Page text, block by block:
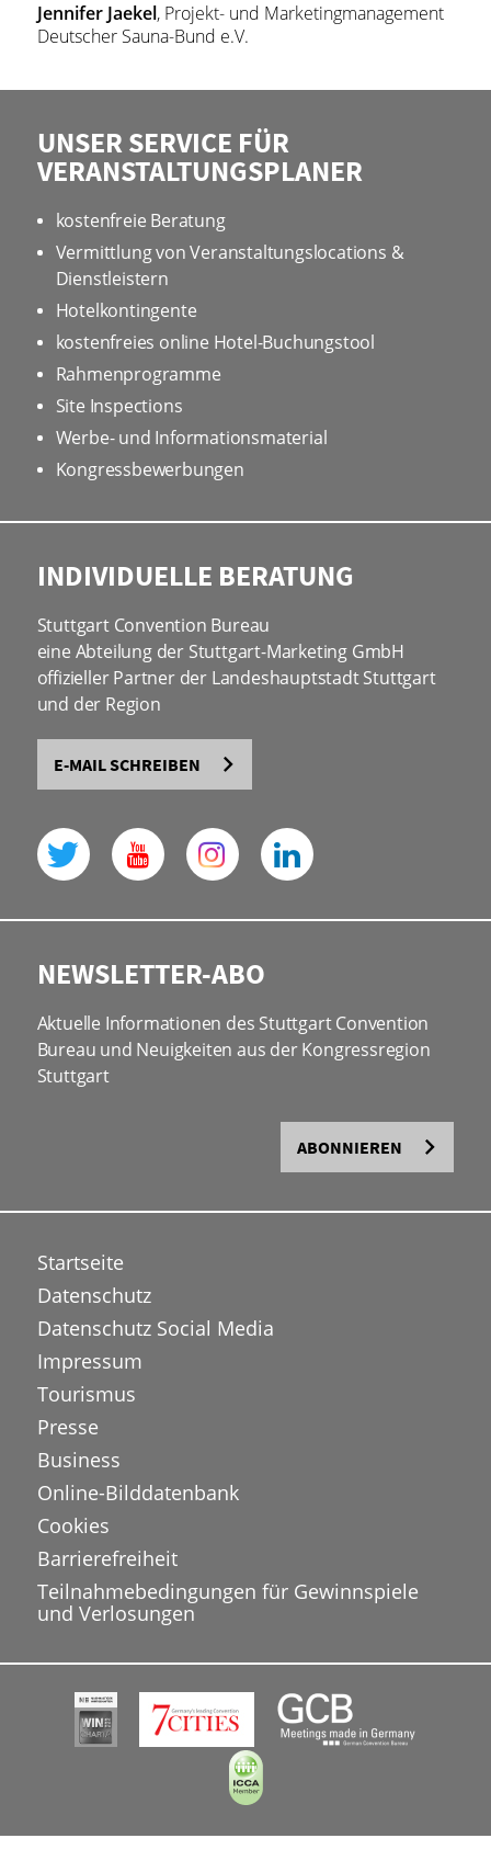
Jennifer Jaekel, Projekt- und Marketingmanagement
Deutscher Sauna-Bund e.V.
UNSER SERVICE FÜR
VERANSTALTUNGSPLANER
kostenfreie Beratung
Vermittlung von Veranstaltungslocations &
Dienstleistern
Hotelkontingente
kostenfreies online Hotel-Buchungstool
Rahmenprogramme
Site Inspections
Werbe- und Informationsmaterial
Kongressbewerbungen
INDIVIDUELLE BERATUNG
Stuttgart Convention Bureau
eine Abteilung der Stuttgart-Marketing GmbH
offizieller Partner der Landeshauptstadt Stuttgart
und der Region
E-MAIL SCHREIBEN
NEWSLETTER-ABO
Aktuelle Informationen des Stuttgart Convention
Bureau und Neuigkeiten aus der Kongressregion
Stuttgart
ABONNIEREN
Startseite
Datenschutz
Datenschutz Social Media
Impressum
Tourismus
Presse
Business
Online-Bilddatenbank
Cookies
Barrierefreiheit
Teilnahmebedingungen für Gewinnspiele
und Verlosungen